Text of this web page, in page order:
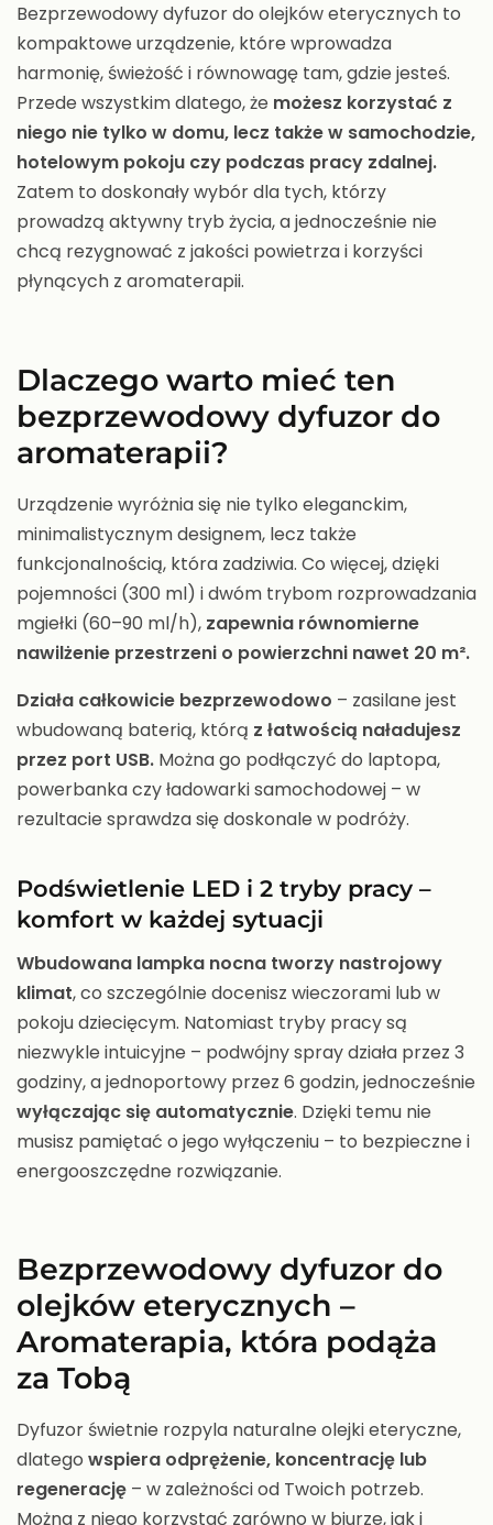
Bezprzewodowy dyfuzor do olejków eterycznych to
kompaktowe urządzenie, które wprowadza
harmonię, świeżość i równowagę tam, gdzie jesteś.
Przede wszystkim dlatego, że możesz korzystać z
niego nie tylko w domu, lecz także w samochodzie,
hotelowym pokoju czy podczas pracy zdalnej.
Zatem to doskonały wybór dla tych, którzy
prowadzą aktywny tryb życia, a jednocześnie nie
chcą rezygnować z jakości powietrza i korzyści
płynących z aromaterapii.
Dlaczego warto mieć ten
bezprzewodowy dyfuzor do
aromaterapii?
Urządzenie wyróżnia się nie tylko eleganckim,
minimalistycznym designem, lecz także
funkcjonalnością, która zadziwia. Co więcej, dzięki
pojemności (300 ml) i dwóm trybom rozprowadzania
mgiełki (60–90 ml/h), zapewnia równomierne
nawilżenie przestrzeni o powierzchni nawet 20 m².
Działa całkowicie bezprzewodowo – zasilane jest
wbudowaną baterią, którą z łatwością naładujesz
przez port USB. Można go podłączyć do laptopa,
powerbanka czy ładowarki samochodowej – w
rezultacie sprawdza się doskonale w podróży.
Podświetlenie LED i 2 tryby pracy –
komfort w każdej sytuacji
Wbudowana lampka nocna tworzy nastrojowy
klimat, co szczególnie docenisz wieczorami lub w
pokoju dziecięcym. Natomiast tryby pracy są
niezwykle intuicyjne – podwójny spray działa przez 3
godziny, a jednoportowy przez 6 godzin, jednocześnie
wyłączając się automatycznie. Dzięki temu nie
musisz pamiętać o jego wyłączeniu – to bezpieczne i
energooszczędne rozwiązanie.
Bezprzewodowy dyfuzor do
olejków eterycznych –
Aromaterapia, która podąża
za Tobą
Dyfuzor świetnie rozpyla naturalne olejki eteryczne,
dlatego wspiera odprężenie, koncentrację lub
regenerację – w zależności od Twoich potrzeb.
Można z niego korzystać zarówno w biurze, jak i